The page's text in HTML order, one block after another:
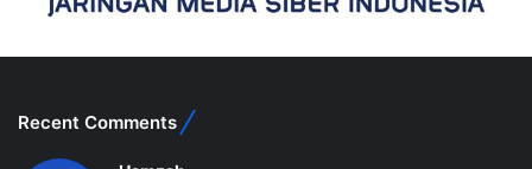
Recent Comments